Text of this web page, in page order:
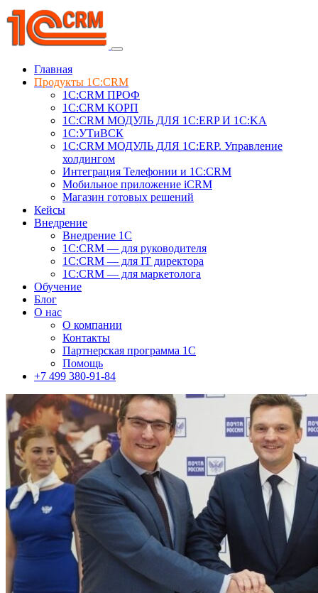
Главная
Продукты 1C:CRM
1С:CRM ПРОФ
1С:CRM КОРП
1С:CRM МОДУЛЬ ДЛЯ 1C:ERP И 1C:KA
1C:УТиВСК
1С:CRM МОДУЛЬ ДЛЯ 1C:ERP. Управление
холдингом
Интеграция Телефонии и 1C:CRM
Мобильное приложение iCRM
Магазин готовых решений
Кейсы
Внедрение
Внедрение 1C
1С:CRM — для руководителя
1С:CRM — для IT директора
1С:CRM — для маркетолога
Обучение
Блог
О нас
О компании
Контакты
Партнерская программа 1С
Помощь
+7 499 380-91-84